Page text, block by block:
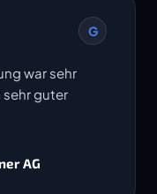
G
war sehr
sehr guter
AG